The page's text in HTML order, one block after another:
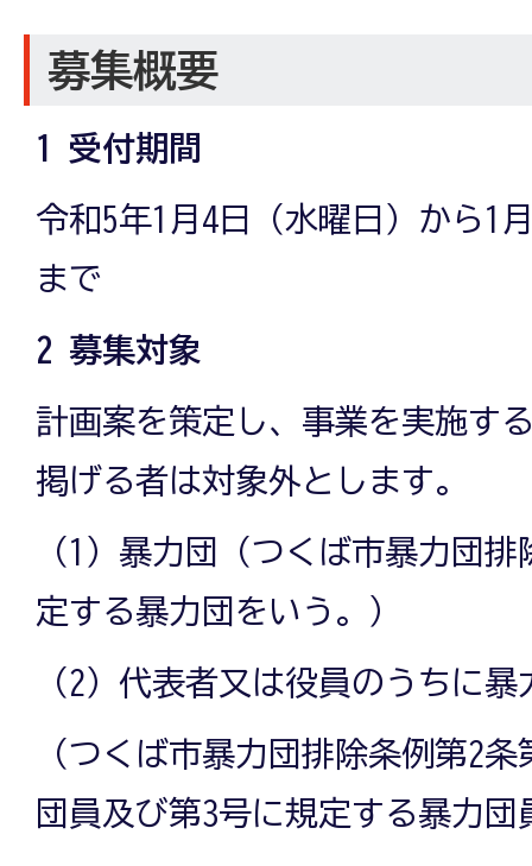
募集概要
1 受付期間
令和5年1月4日（水曜日）から1
まで
2 募集対象
計画案を策定し、事業を実施す
掲げる者は対象外とします。
（1）暴力団（つくば市暴力団
定する暴力団をいう。）
（2）代表者又は役員のうちに
（つくば市暴力団排除条例第2
団員及び第3号に規定する暴力団